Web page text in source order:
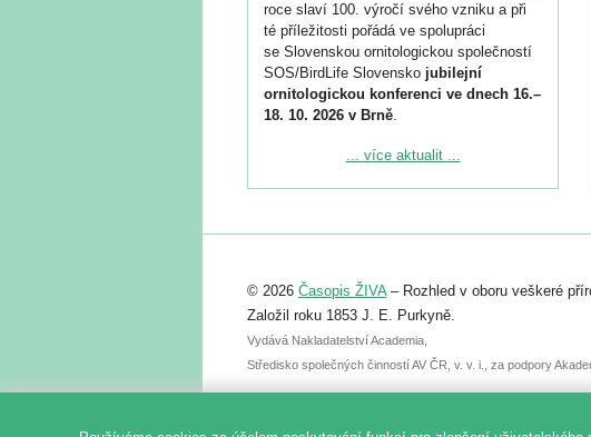
roce slaví 100. výročí svého vzniku a při
té příležitosti pořádá ve spolupráci
se Slovenskou ornitologickou společností
SOS/BirdLife Slovensko jubilejní
ornitologickou konferenci ve dnech 16.–
18. 10. 2026 v Brně.
Podrobnější informace ke konferenci
Registrovat se můžete do 6. září.
abstraktu přihlášené přednášky nebo
posteru je už 30. června.
... více aktualit ...
© 2026 Časopis ŽIVA– Rozhled v oboru veškeré
Založil roku 1853 J. E. Purkyně.
Vydává Nakladatelství Academia,
Středisko společných činností AV ČR, v. v. i., za podpory